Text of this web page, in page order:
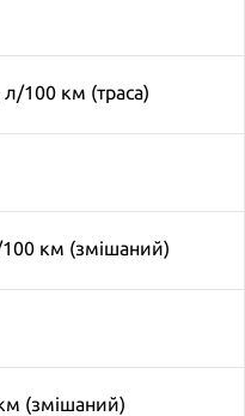
л/100 км (траса)
км (змішаний)
(змішаний)